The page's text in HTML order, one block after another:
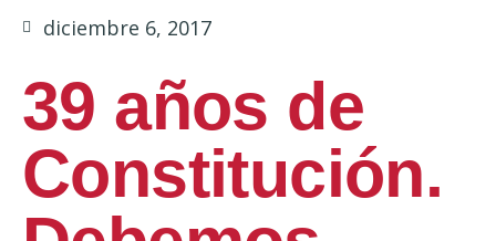
diciembre 6, 2017
39 años de
Constitución.